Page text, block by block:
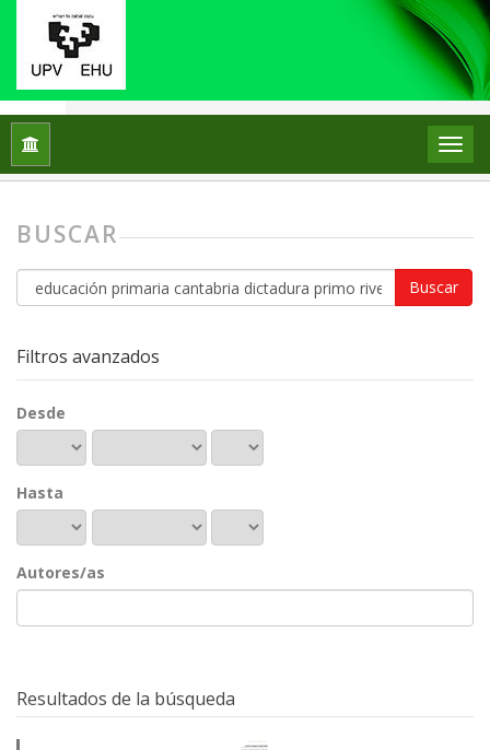
Inicio
BUSCAR
Buscar
artículos
Filtros avanzados
Desde
Hasta
Autores/as
Resultados de la búsqueda